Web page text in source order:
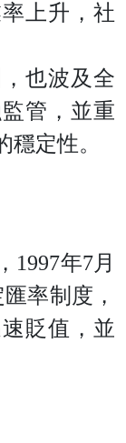
上升，社
也波及全
管，並重
定性。
1997年7月
率制度，
貶值，並